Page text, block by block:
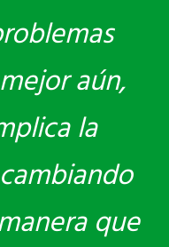
aún,
la
que